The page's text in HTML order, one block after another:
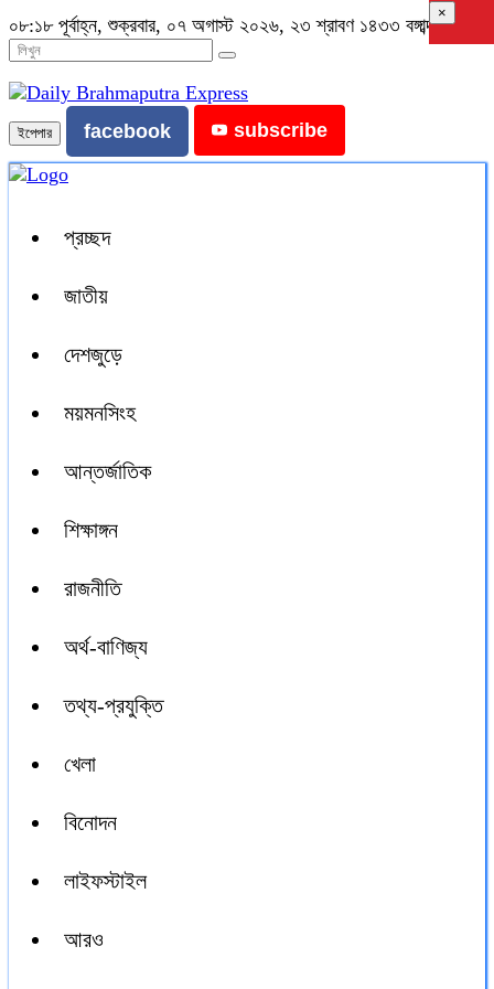
০৮:১৮ পূর্বাহ্ন, শুক্রবার, ০৭ অগাস্ট ২০২৬, ২৩ শ্রাবণ ১৪৩৩ বঙ্গাব্দ
ইপেপার facebook subscribe
প্রচ্ছদ
জাতীয়
দেশজুড়ে
ময়মনসিংহ
আন্তর্জাতিক
শিক্ষাঙ্গন
রাজনীতি
অর্থ-বাণিজ্য
তথ্য-প্রযুক্তি
খেলা
বিনোদন
লাইফস্টাইল
আরও
×